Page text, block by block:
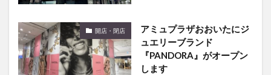
開店・閉店
アミュプラザおおいたにジ
ュエリーブランド
『PANDORA』がオープン
します